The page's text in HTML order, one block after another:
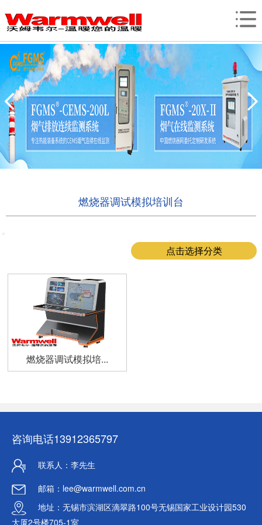
燃烧器调试模拟培训台
点击选择分类
燃烧器调试模拟培...
咨询电话13912365797
联系人：李先生
邮箱：lee@warmwell.com.cn
地址：无锡市滨湖区滴翠路100号无锡国家工业设计园530
大厦2号楼705-1室